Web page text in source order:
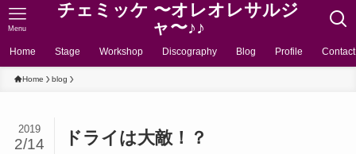
チェミッケ 〜オレオレサルジ
ャ〜♪♪
Menu
Home Stage Workshop Discography Blog Profile Contact
Home blog
ドライは大敵！？
2019
2/14